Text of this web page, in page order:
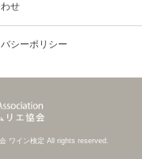
せ
シーポリシー
ワイン検定 All rights reserved.